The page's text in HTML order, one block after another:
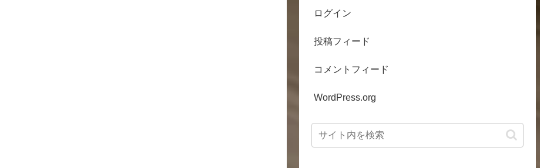
ログイン
投稿フィード
コメントフィード
WordPress.org